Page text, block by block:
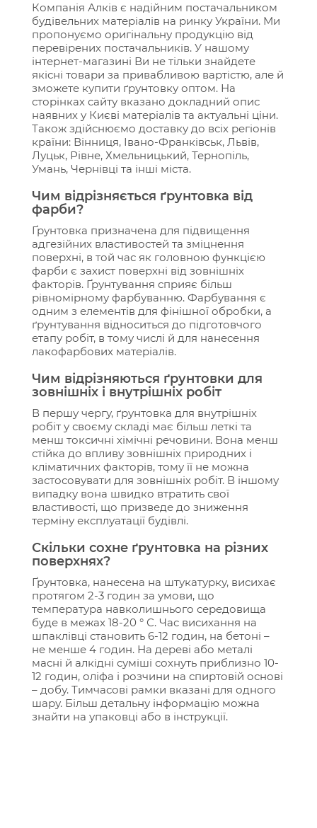
Компанія Алків є надійним постачальником
будівельних матеріалів на ринку України. Ми
пропонуємо оригінальну продукцію від
перевірених постачальників. У нашому
інтернет-магазині Ви не тільки знайдете
якісні товари за привабливою вартістю, але й
зможете купити ґрунтовку оптом. На
сторінках сайту вказано докладний опис
наявних у Києві матеріалів та актуальні ціни.
Також здійснюємо доставку до всіх регіонів
країни: Вінниця, Івано-Франківськ, Львів,
Луцьк, Рівне, Хмельницький, Тернопіль,
Умань, Чернівці та інші міста.
Чим відрізняється ґрунтовка від
фарби?
Ґрунтовка призначена для підвищення
адгезійних властивостей та зміцнення
поверхні, в той час як головною функцією
фарби є захист поверхні від зовнішніх
факторів. Ґрунтування сприяє більш
рівномірному фарбуванню. Фарбування є
одним з елементів для фінішної обробки, а
ґрунтування відноситься до підготовчого
етапу робіт, в тому числі й для нанесення
лакофарбових матеріалів.
Чим відрізняються ґрунтовки для
зовнішніх і внутрішніх робіт
В першу чергу, ґрунтовка для внутрішніх
робіт у своєму складі має більш леткі та
менш токсичні хімічні речовини. Вона менш
стійка до впливу зовнішніх природних і
кліматичних факторів, тому її не можна
застосовувати для зовнішніх робіт. В іншому
випадку вона швидко втратить свої
властивості, що призведе до зниження
терміну експлуатації будівлі.
Скільки сохне ґрунтовка на різних
поверхнях?
Ґрунтовка, нанесена на штукатурку, висихає
протягом 2-3 годин за умови, що
температура навколишнього середовища
буде в межах 18-20 ° С. Час висихання на
шпаклівці становить 6-12 годин, на бетоні –
не менше 4 годин. На дереві або металі
масні й алкідні суміші сохнуть приблизно 10-
12 годин, оліфа і розчини на спиртовій основі
– добу. Тимчасові рамки вказані для одного
шару. Більш детальну інформацію можна
знайти на упаковці або в інструкції.